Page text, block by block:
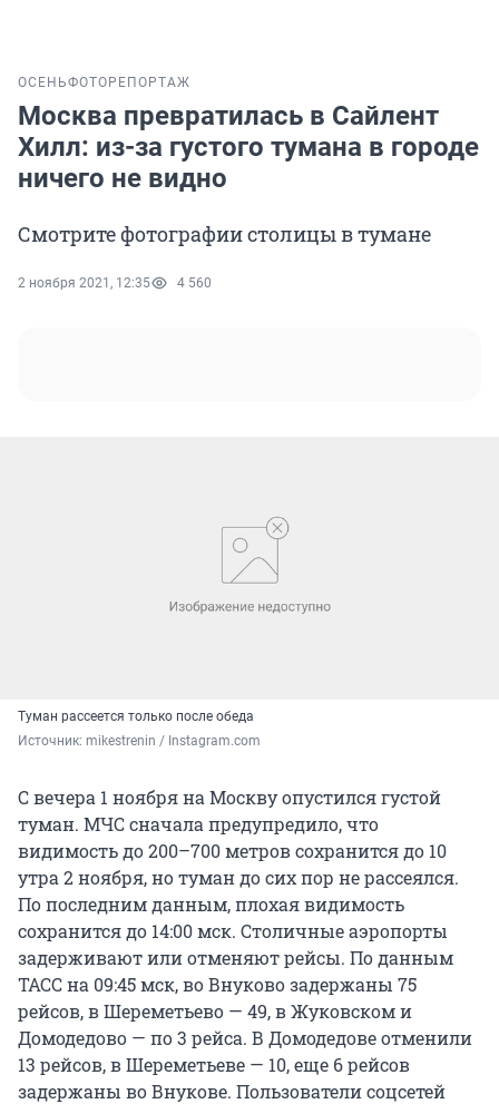
ОСЕНЬФОТОРЕПОРТАЖ
Москва превратилась в Сайлент
Хилл: из-за густого тумана в городе
ничего не видно
Смотрите фотографии столицы в тумане
2 ноября 2021, 12:35 4 560
Туман рассеется только после обеда
Источник: mikestrenin / Instagram.com
С вечера 1 ноября на Москву опустился густой
туман. МЧС сначала предупредило, что
видимость до 200–700 метров сохранится до 10
утра 2 ноября, но туман до сих пор не рассеялся.
По последним данным, плохая видимость
сохранится до 14:00 мск. Столичные аэропорты
задерживают или отменяют рейсы. По данным
ТАСС на 09:45 мск, во Внуково задержаны 75
рейсов, в Шереметьево — 49, в Жуковском и
Домодедово — по 3 рейса. В Домодедове отменили
13 рейсов, в Шереметьеве — 10, еще 6 рейсов
задержаны во Внукове. Пользователи соцсетей